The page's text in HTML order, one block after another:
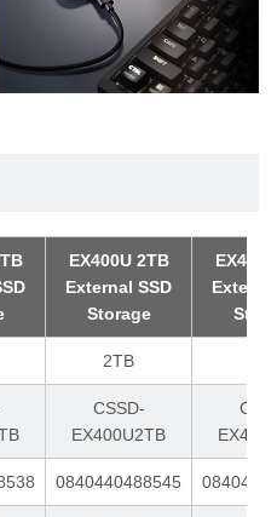
EX400U 2TB
External SSD
Storage
2TB
CSSD-
EX400U2TB
0840440488545